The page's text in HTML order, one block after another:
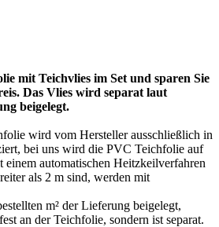
mit Teichvlies im Set und sparen Sie
Das Vlies wird separat laut
beigelegt.
wird vom Hersteller ausschließlich in
bei uns wird die PVC Teichfolie auf
einem automatischen Heitzkeilverfahren
als 2 m sind, werden mit
m² der Lieferung beigelegt,
an der Teichfolie, sondern ist separat.